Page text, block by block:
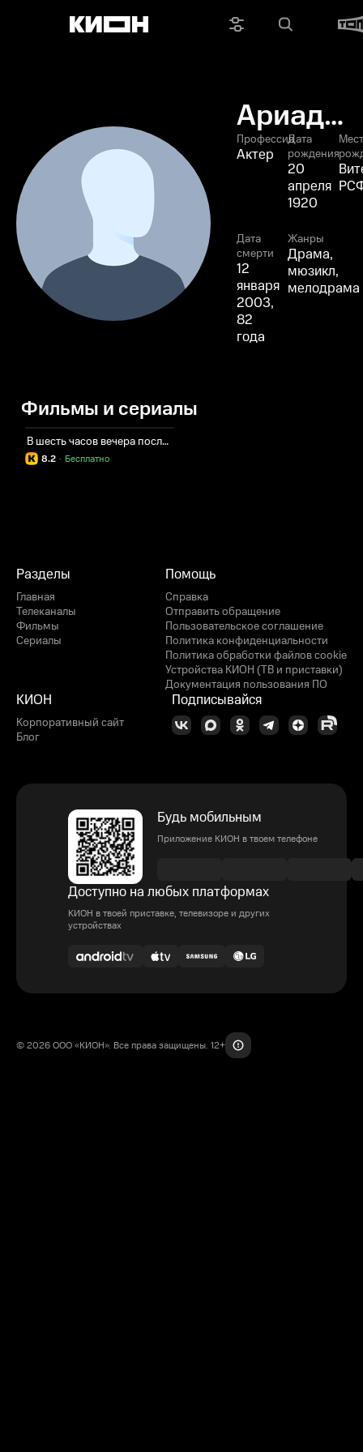
Ариадна
Лысак
Профессия
Актер
Дата
рождения
20
апреля
1920
Дата
смерти
12
января
2003,
82
года
Жанры
Драма,
мюзикл,
мелодрама
Фильмы и сериалы
В шесть часов вечера после войны
8.2 Бесплатно
·
Разделы
Главная
Телеканалы
Фильмы
Сериалы
Помощь
Справка
Отправить обращение
Пользовательское соглашение
Политика конфиденциальности
Политика обработки файлов cookie
Устройства КИОН (ТВ и приставки)
Документация пользования ПО
КИОН
Корпоративный сайт
Блог
Подписывайся
Будь мобильным
Приложение КИОН в твоем телефоне
Доступно на любых платформах
КИОН в твоей приставке, телевизоре и других
устройствах
© 2026 ООО «КИОН». Все права защищены. 12+